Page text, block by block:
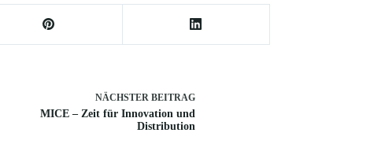
NÄCHSTER BEITRAG
MICE – Zeit für Innovation und
Distribution